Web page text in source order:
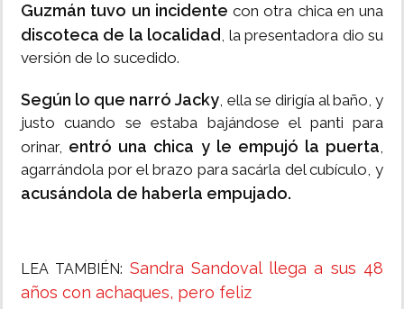
Guzmán tuvo un incidente con otra chica en una
discoteca de la localidad , la presentadora dio su
versión de lo sucedido.
Según lo que narró Jacky, ella se dirigía al baño, y
justo cuando se estaba bajándose el panti para
orinar, entró una chica y le empujó la puerta,
agarrándola por el brazo para sacárla del cubículo, y
acusándola de haberla empujado.
LEA TAMBIÉN: Sandra Sandoval llega a sus 48
años con achaques, pero feliz